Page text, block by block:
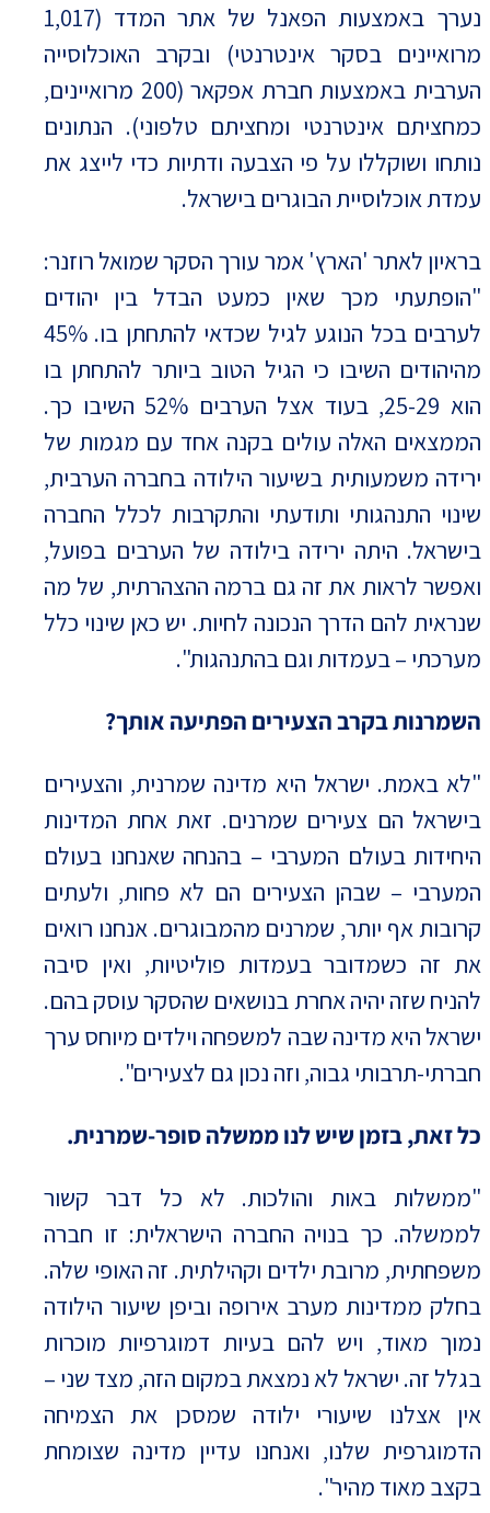
נערך באמצעות הפאנל של אתר המדד (1,017
מרואיינים בסקר אינטרנטי) ובקרב האוכלוסייה
הערבית באמצעות חברת אפקאר (200 מרואיינים,
כמחציתם אינטרנטי ומחציתם טלפוני). הנתונים
נותחו ושוקללו על פי הצבעה ודתיות כדי לייצג את
עמדת אוכלוסיית הבוגרים בישראל.
בראיון לאתר 'הארץ' אמר עורך הסקר שמואל רוזנר:
"הופתעתי מכך שאין כמעט הבדל בין יהודים
לערבים בכל הנוגע לגיל שכדאי להתחתן בו. 45%
מהיהודים השיבו כי הגיל הטוב ביותר להתחתן בו
הוא 25-29, בעוד אצל הערבים 52% השיבו כך.
הממצאים האלה עולים בקנה אחד עם מגמות של
ירידה משמעותית בשיעור הילודה בחברה הערבית,
שינוי התנהגותי ותודעתי והתקרבות לכלל החברה
בישראל. היתה ירידה בילודה של הערבים בפועל,
ואפשר לראות את זה גם ברמה ההצהרתית, של מה
שנראית להם הדרך הנכונה לחיות. יש כאן שינוי כלל
מערכתי – בעמדות וגם בהתנהגות".
השמרנות בקרב הצעירים הפתיעה אותך?
"לא באמת. ישראל היא מדינה שמרנית, והצעירים
בישראל הם צעירים שמרנים. זאת אחת המדינות
היחידות בעולם המערבי – בהנחה שאנחנו בעולם
המערבי – שבהן הצעירים הם לא פחות, ולעתים
קרובות אף יותר, שמרנים מהמבוגרים. אנחנו רואים
את זה כשמדובר בעמדות פוליטיות, ואין סיבה
להניח שזה יהיה אחרת בנושאים שהסקר עוסק בהם.
ישראל היא מדינה שבה למשפחה וילדים מיוחס ערך
חברתי-תרבותי גבוה, וזה נכון גם לצעירים".
כל זאת, בזמן שיש לנו ממשלה סופר-שמרנית.
"ממשלות באות והולכות. לא כל דבר קשור
לממשלה. כך בנויה החברה הישראלית: זו חברה
משפחתית, מרובת ילדים וקהילתית. זה האופי שלה.
בחלק ממדינות מערב אירופה וביפן שיעור הילודה
נמוך מאוד, ויש להם בעיות דמוגרפיות מוכרות
בגלל זה. ישראל לא נמצאת במקום הזה, מצד שני –
אין אצלנו שיעורי ילודה שמסכן את הצמיחה
הדמוגרפית שלנו, ואנחנו עדיין מדינה שצומחת
בקצב מאוד מהיר".